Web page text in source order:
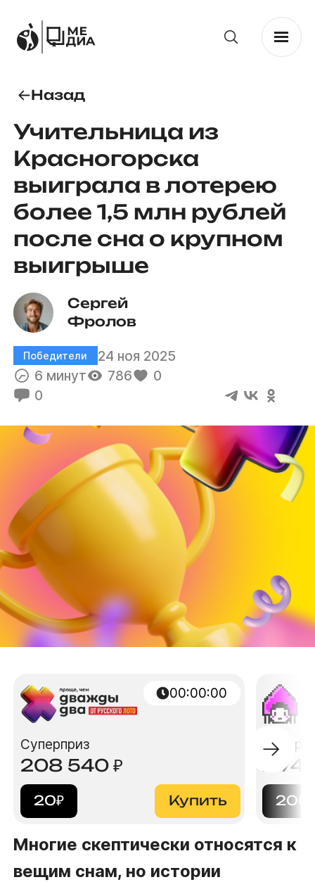
Назад
Учительница из
Красногорска
выиграла в лотерею
более 1,5 млн рублей
после сна о крупном
выигрыше
Сергей
Фролов
Победители
24 ноя 2025
6 минут
786
0
0
00:00:00
Суперприз
208 540₽
20₽ Купить
2
200
Многие скептически относятся к
вещим снам, но истории